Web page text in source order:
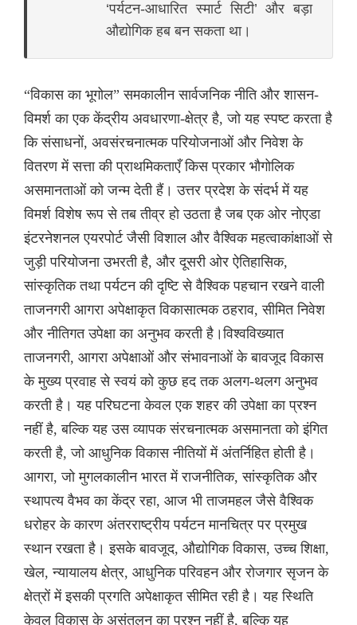
‘पर्यटन-आधारित स्मार्ट सिटी’ और बड़ा
औद्योगिक हब बन सकता था।
“विकास का भूगोल” समकालीन सार्वजनिक नीति और शासन-
विमर्श का एक केंद्रीय अवधारणा-क्षेत्र है, जो यह स्पष्ट करता है
कि संसाधनों, अवसंरचनात्मक परियोजनाओं और निवेश के
वितरण में सत्ता की प्राथमिकताएँ किस प्रकार भौगोलिक
असमानताओं को जन्म देती हैं। उत्तर प्रदेश के संदर्भ में यह
विमर्श विशेष रूप से तब तीव्र हो उठता है जब एक ओर नोएडा
इंटरनेशनल एयरपोर्ट जैसी विशाल और वैश्विक महत्वाकांक्षाओं से
जुड़ी परियोजना उभरती है, और दूसरी ओर ऐतिहासिक,
सांस्कृतिक तथा पर्यटन की दृष्टि से वैश्विक पहचान रखने वाली
ताजनगरी आगरा अपेक्षाकृत विकासात्मक ठहराव, सीमित निवेश
और नीतिगत उपेक्षा का अनुभव करती है।विश्वविख्यात
ताजनगरी, आगरा अपेक्षाओं और संभावनाओं के बावजूद विकास
के मुख्य प्रवाह से स्वयं को कुछ हद तक अलग-थलग अनुभव
करती है। यह परिघटना केवल एक शहर की उपेक्षा का प्रश्न
नहीं है, बल्कि यह उस व्यापक संरचनात्मक असमानता को इंगित
करती है, जो आधुनिक विकास नीतियों में अंतर्निहित होती है।
आगरा, जो मुगलकालीन भारत में राजनीतिक, सांस्कृतिक और
स्थापत्य वैभव का केंद्र रहा, आज भी ताजमहल जैसे वैश्विक
धरोहर के कारण अंतरराष्ट्रीय पर्यटन मानचित्र पर प्रमुख
स्थान रखता है। इसके बावजूद, औद्योगिक विकास, उच्च शिक्षा,
खेल, न्यायालय क्षेत्र, आधुनिक परिवहन और रोजगार सृजन के
क्षेत्रों में इसकी प्रगति अपेक्षाकृत सीमित रही है। यह स्थिति
केवल विकास के असंतुलन का प्रश्न नहीं है, बल्कि यह